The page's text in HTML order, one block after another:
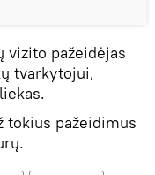
vizito pažeidėjas
tvarkytojui,
tokius pažeidimus